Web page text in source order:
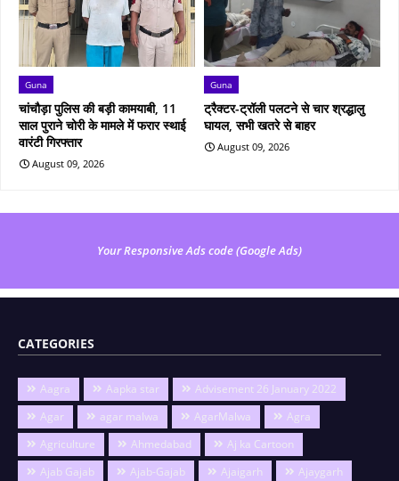
Guna
चांचौड़ा पुलिस की बड़ी कामयाबी, 11
साल पुराने चोरी के मामले में फरार स्थाई
वारंटी गिरफ्तार
August 09, 2026
Guna
ट्रैक्टर-ट्रॉली पलटने से चार श्रद्धालु
घायल, सभी खतरे से बाहर
August 09, 2026
Your Responsive Ads code (Google Ads)
CATEGORIES
Aagra Aapka star
Advisement 26 January 2022
Agar
agar malwa AgarMalwa
Agra
Agriculture
Ahmedabad
Aj ka Cartoon
Ajab Gajab
Ajab-Gajab Ajaigarh Ajaygarh